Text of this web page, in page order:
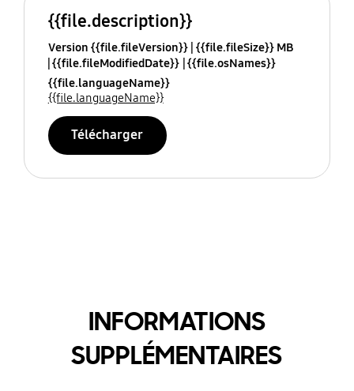
{{file.description}}
Version {{file.fileVersion}} {{file.fileSize}} MB
{{file.fileModifiedDate}} {{file.osNames}}
{{file.languageName}}
{{file.languageName}}
Télécharger
INFORMATIONS
SUPPLÉMENTAIRES